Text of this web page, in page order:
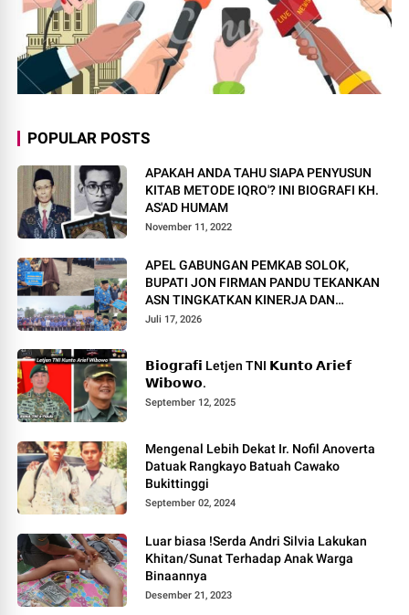
POPULAR POSTS
APAKAH ANDA TAHU SIAPA PENYUSUN
KITAB METODE IQRO'? INI BIOGRAFI KH.
AS'AD HUMAM
November 11, 2022
APEL GABUNGAN PEMKAB SOLOK,
BUPATI JON FIRMAN PANDU TEKANKAN
ASN TINGKATKAN KINERJA DAN
PELAYANAN MASYARAKAT.
Juli 17, 2026
𝗕𝗶𝗼𝗴𝗿𝗮𝗳𝗶 Letjen TNI 𝗞𝘂𝗻𝘁𝗼 𝗔𝗿𝗶𝗲𝗳
𝗪𝗶𝗯𝗼𝘄𝗼.
September 12, 2025
Mengenal Lebih Dekat Ir. Nofil Anoverta
Datuak Rangkayo Batuah Cawako
Bukittinggi
September 02, 2024
Luar biasa !Serda Andri Silvia Lakukan
Khitan/Sunat Terhadap Anak Warga
Binaannya
Desember 21, 2023